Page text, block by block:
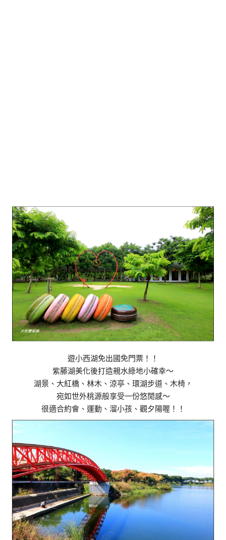
遊小西湖免出國免門票！！
紫藤湖美化後打造親水綠地小確幸～
湖景、大紅橋、林木、涼亭、環湖步道、木椅，
宛如世外桃源般享受一份悠閒感～
很適合約會、運動、溜小孩、觀夕陽喔！！